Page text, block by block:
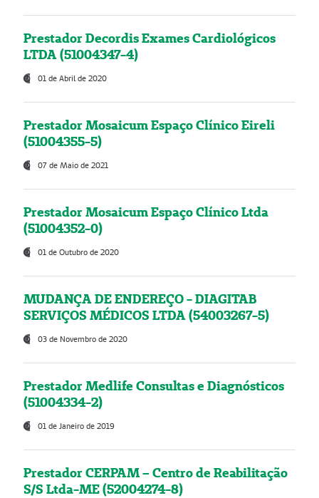
Prestador Decordis Exames Cardiológicos
LTDA (51004347-4)
01 de Abril de 2020
Prestador Mosaicum Espaço Clínico Eireli
(51004355-5)
07 de Maio de 2021
Prestador Mosaicum Espaço Clínico Ltda
(51004352-0)
01 de Outubro de 2020
MUDANÇA DE ENDEREÇO - DIAGITAB
SERVIÇOS MÉDICOS LTDA (54003267-5)
03 de Novembro de 2020
Prestador Medlife Consultas e Diagnósticos
(51004334-2)
01 de Janeiro de 2019
Prestador CERPAM – Centro de Reabilitação
S/S Ltda-ME (52004274-8)